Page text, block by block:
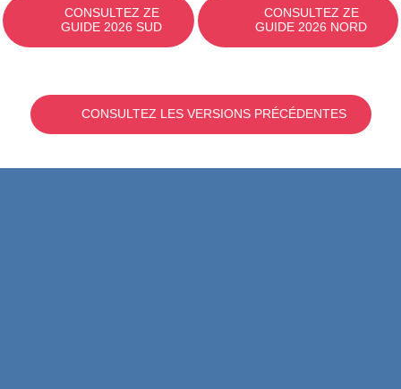
CONSULTEZ ZE
GUIDE 2026 SUD
CONSULTEZ ZE
GUIDE 2026 NORD
CONSULTEZ LES VERSIONS PRÉCÉDENTES